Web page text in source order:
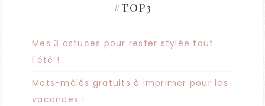
#TOP3
Mes 3 astuces pour rester stylée tout
l'été !
Mots-mêlés gratuits à imprimer pour les
vacances !